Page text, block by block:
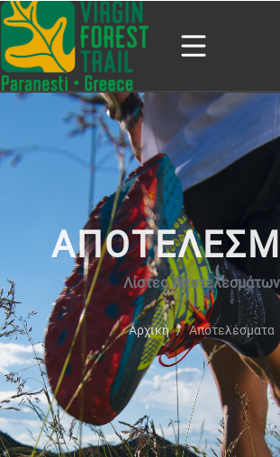
Λίστες Αποτελεσμάτων
Αρχική Αποτελέσματα